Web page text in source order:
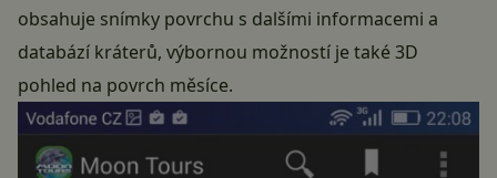
obsahuje snímky povrchu s dalšími informacemi a
databází kráterů, výbornou možností je také 3D
pohled na povrch měsíce.